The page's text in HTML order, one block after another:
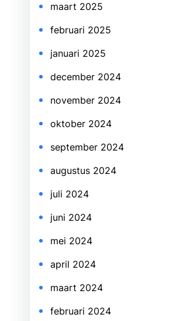
maart 2025
februari 2025
januari 2025
december 2024
november 2024
oktober 2024
september 2024
augustus 2024
juli 2024
juni 2024
mei 2024
april 2024
maart 2024
februari 2024